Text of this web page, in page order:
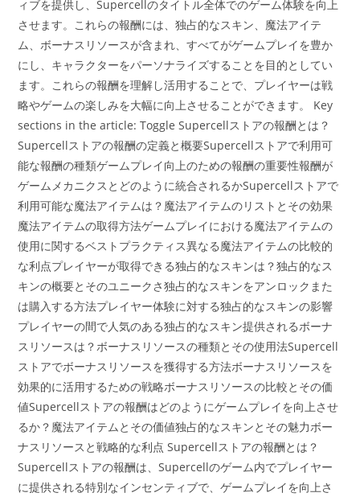
ィブを提供し、Supercellのタイトル全体でのゲーム体験を向上
させます。これらの報酬には、独占的なスキン、魔法アイテ
ム、ボーナスリソースが含まれ、すべてがゲームプレイを豊か
にし、キャラクターをパーソナライズすることを目的としてい
ます。これらの報酬を理解し活用することで、プレイヤーは戦
略やゲームの楽しみを大幅に向上させることができます。 Key
sections in the article: Toggle Supercellストアの報酬とは？
Supercellストアの報酬の定義と概要Supercellストアで利用可
能な報酬の種類ゲームプレイ向上のための報酬の重要性報酬が
ゲームメカニクスとどのように統合されるかSupercellストアで
利用可能な魔法アイテムは？魔法アイテムのリストとその効果
魔法アイテムの取得方法ゲームプレイにおける魔法アイテムの
使用に関するベストプラクティス異なる魔法アイテムの比較的
な利点プレイヤーが取得できる独占的なスキンは？独占的なス
キンの概要とそのユニークさ独占的なスキンをアンロックまた
は購入する方法プレイヤー体験に対する独占的なスキンの影響
プレイヤーの間で人気のある独占的なスキン提供されるボーナ
スリソースは？ボーナスリソースの種類とその使用法Supercell
ストアでボーナスリソースを獲得する方法ボーナスリソースを
効果的に活用するための戦略ボーナスリソースの比較とその価
値Supercellストアの報酬はどのようにゲームプレイを向上させ
るか？魔法アイテムとその価値独占的なスキンとその魅力ボー
ナスリソースと戦略的な利点 Supercellストアの報酬とは？
Supercellストアの報酬は、Supercellのゲーム内でプレイヤー
に提供される特別なインセンティブで、ゲームプレイを向上さ